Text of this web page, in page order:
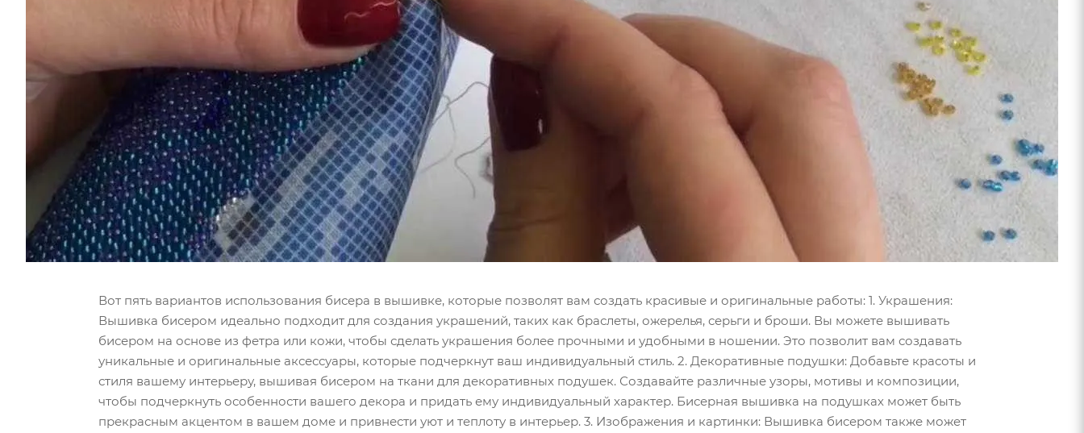
Вот пять вариантов использования бисера в вышивке, которые позволят вам создать красивые и оригинальные работы: 1. Украшения:
Вышивка бисером идеально подходит для создания украшений, таких как браслеты, ожерелья, серьги и броши. Вы можете вышивать
бисером на основе из фетра или кожи, чтобы сделать украшения более прочными и удобными в ношении. Это позволит вам создавать
уникальные и оригинальные аксессуары, которые подчеркнут ваш индивидуальный стиль. 2. Декоративные подушки: Добавьте красоты и
стиля вашему интерьеру, вышивая бисером на ткани для декоративных подушек. Создавайте различные узоры, мотивы и композиции,
чтобы подчеркнуть особенности вашего декора и придать ему индивидуальный характер. Бисерная вышивка на подушках может быть
прекрасным акцентом в вашем доме и привнести уют и теплоту в интерьер. 3. Изображения и картинки: Вышивка бисером также может